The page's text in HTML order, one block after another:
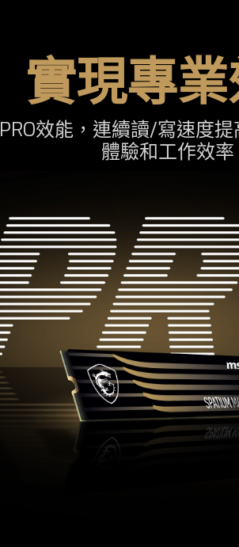
實現專
效能，連續讀/寫速度
體驗和工作效率